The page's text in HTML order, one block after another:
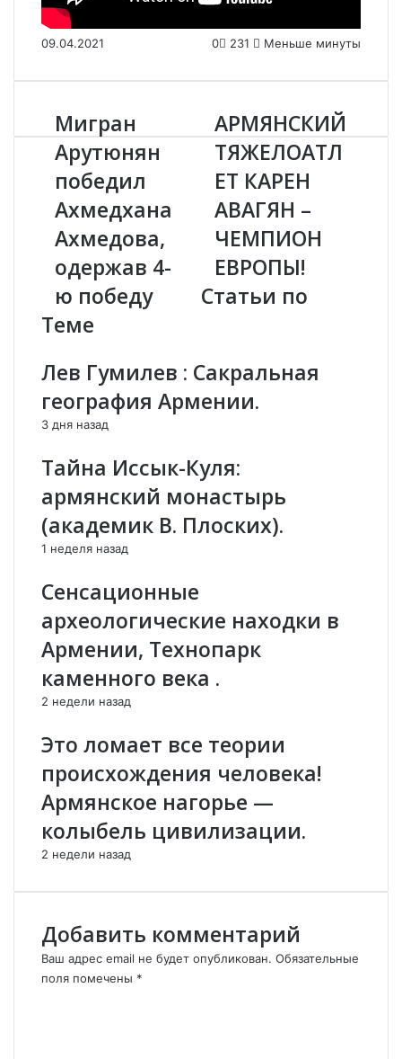
09.04.2021 0 231 Меньше минуты
М
и
г
р
а
н
А
р
у
ю
н
п
о
б
и
л
А
х
м
д
а
н
а
А
х
е
о
в
а
,
о
е
ж
а
в
4
Мигран
Арутюнян
победил
Ахмедхана
Ахмедова,
одержав 4-
ю победу
А
Р
Я
Н
С
К
Й
Я
О
А
Т
К
Р
А
Г
Н
Е
П
И
О
Р
П
!
АРМЯНСКИЙ
ТЯЖЕЛОАТЛ
ЕТ КАРЕН
АВАГЯН –
ЧЕМПИОН
ЕВРОПЫ!
Статьи по
Теме
Лев Гумилев : Сакральная
география Армении.
3 дня назад
Тайна Иссык-Куля:
армянский монастырь
(академик В. Плоских).
1 неделя назад
Сенсационные
археологические находки в
Армении, Технопарк
каменного века .
2 недели назад
Это ломает все теории
происхождения человека!
Армянское нагорье —
колыбель цивилизации.
2 недели назад
Добавить комментарий
Ваш адрес email не будет опубликован. Обязательные
поля помечены *